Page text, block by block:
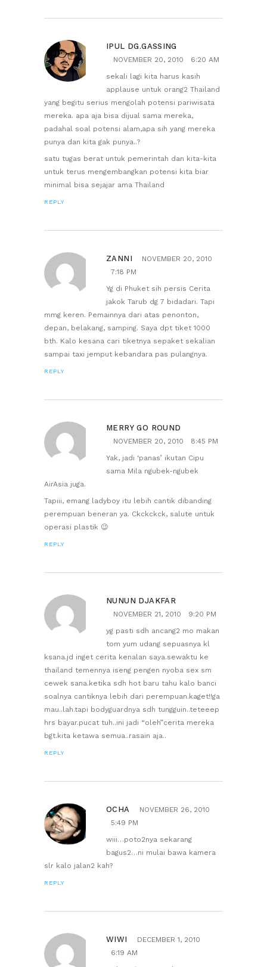
IPUL DG.GASSING
NOVEMBER 20, 2010
6:20 AM
sekali lagi kita harus kasih
applause untuk orang2 Thailand
yang begitu serius mengolah potensi pariwisata
mereka. apa aja bisa dijual sama mereka,
padahal soal potensi alam,apa sih yang mereka
punya dan kita gak punya..?
satu tugas berat untuk pemerintah dan kita-kita
untuk terus mengembangkan potensi kita biar
minimal bisa sejajar ama Thailand
REPLY
ZANNI
NOVEMBER 20, 2010
7:18 PM
Yg di Phuket sih persis Cerita
jakok Tarub dg 7 bidadari. Tapi
mmg keren. Pemainnya dari atas penonton,
depan, belakang, samping. Saya dpt tiket 1000
bth. Kalo kesana cari tiketnya sepaket sekalian
sampai taxi jemput kebandara pas pulangnya.
REPLY
MERRY GO ROUND
NOVEMBER 20, 2010
8:45 PM
Yak, jadi ‘panas’ ikutan Cipu
sama Mila ngubek-ngubek
AirAsia juga.
Tapiii, emang ladyboy itu lebih cantik dibanding
perempuan beneran ya. Ckckckck, salute untuk
operasi plastik 😉
REPLY
NUNUN DJAKFAR
NOVEMBER 21, 2010
9:20 PM
yg pasti sdh ancang2 mo makan
tom yum udang sepuasnya kl
ksana.jd inget cerita kenalan saya.sewaktu ke
thailand temennya iseng pengen nyoba sex sm
cewek sana.ketika sdh hot baru tahu kalo banci
soalnya cantiknya lebih dari perempuan.kaget!!ga
mau..lah.tapi bodyguardnya sdh tungguin..teteeep
hrs bayar.pucat tuh..ini jadi “oleh”cerita mereka
bgt.kita ketawa semua..rasain aja..
REPLY
OCHA
NOVEMBER 26, 2010
5:49 PM
wiii…poto2nya sekarang
bagus2…ni mulai bawa kamera
slr kalo jalan2 kah?
REPLY
WIWI
DECEMBER 1, 2010
6:19 AM